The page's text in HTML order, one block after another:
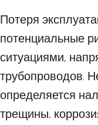
Потеря
потенциальные
ситуациями,
трубопроводов.
определяется
трещины,